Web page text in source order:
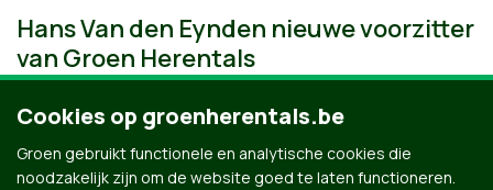
Hans Van den Eynden nieuwe voorzitter
van Groen Herentals
Cookies op groenherentals.be
Groen gebruikt functionele en analytische cookies die
noodzakelijk zijn om de website goed te laten functioneren.